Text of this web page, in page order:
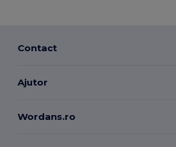
Contact
Ajutor
Wordans.ro